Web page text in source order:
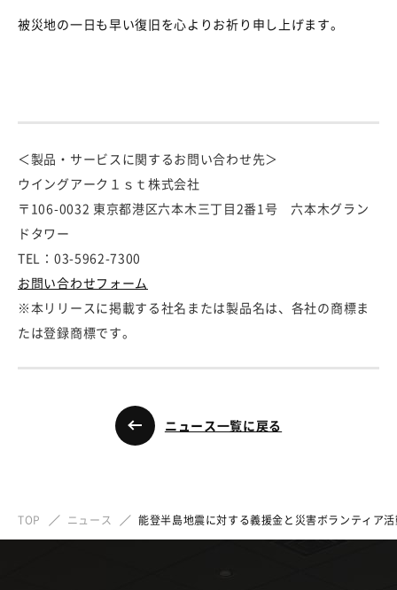
被災地の一日も早い復旧を心よりお祈り申し上げます。
＜製品・サービスに関するお問い合わせ先＞
ウイングアーク１ｓｔ株式会社
〒106-0032 東京都港区六本木三丁目2番1号 六本木グラン
ドタワー
TEL：03-5962-7300
お問い合わせフォーム
※本リリースに掲載する社名または製品名は、各社の商標ま
たは登録商標です。
ニュース一覧に戻る
TOP ニュース 能登半島地震に対する義援金と災害ボランティア